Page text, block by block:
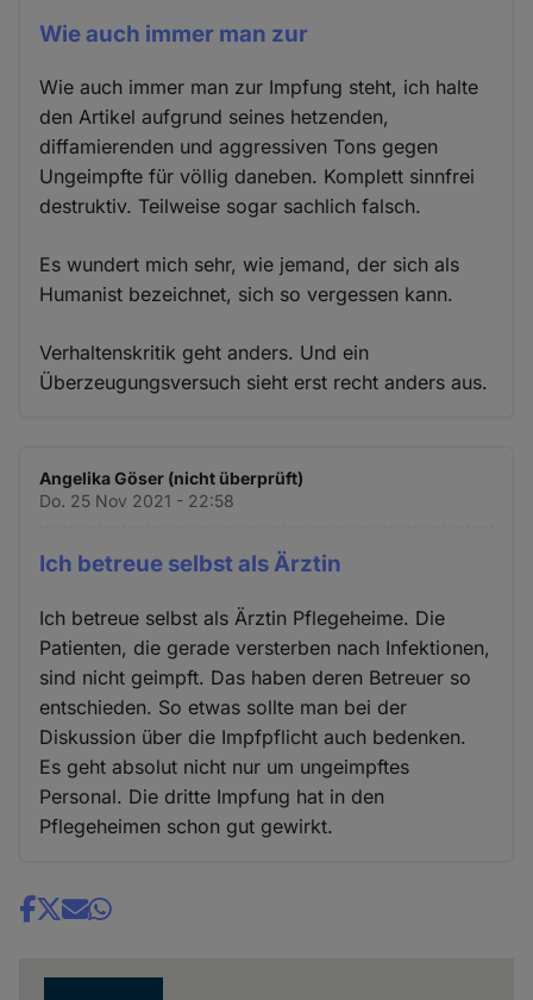
Wie auch immer man zur
Wie auch immer man zur Impfung steht, ich halte
den Artikel aufgrund seines hetzenden,
diffamierenden und aggressiven Tons gegen
Ungeimpfte für völlig daneben. Komplett sinnfrei
destruktiv. Teilweise sogar sachlich falsch.
Es wundert mich sehr, wie jemand, der sich als
Humanist bezeichnet, sich so vergessen kann.
Verhaltenskritik geht anders. Und ein
Überzeugungsversuch sieht erst recht anders aus.
Angelika Göser (nicht überprüft)
Do. 25 Nov 2021 - 22:58
Ich betreue selbst als Ärztin
Ich betreue selbst als Ärztin Pflegeheime. Die
Patienten, die gerade versterben nach Infektionen,
sind nicht geimpft. Das haben deren Betreuer so
entschieden. So etwas sollte man bei der
Diskussion über die Impfpflicht auch bedenken.
Es geht absolut nicht nur um ungeimpftes
Personal. Die dritte Impfung hat in den
Pflegeheimen schon gut gewirkt.
Share